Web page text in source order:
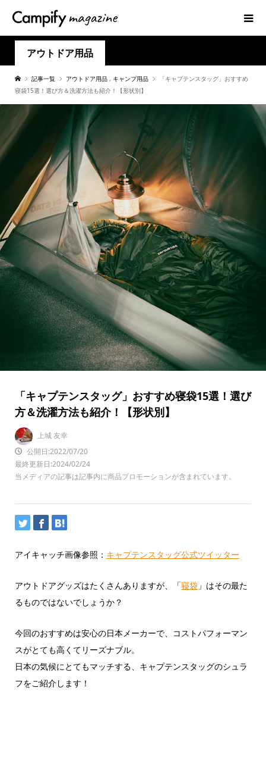
アウトドア用品
記事一覧 アウトドア用品 , キャンプ用品
「キャプテンスタッグ」おすすめ
寝袋15選！選び方＆洗濯方法も紹介！【形状別】
「キャプテンスタッグ」おすすめ寝袋15選！選び
方＆洗濯方法も紹介！【形状別】
上城 友幸
公開日:2022/07/20
最終更新日:2024/02/24
当メディアの記事は記事内に商品プロモーションが含まれています。
アイキャッチ画像参照： キャプテンスタッグ公式ツイッター
アウトドアグッズはたくさんありますが、「寝袋」はその最た
るものではないでしょうか？
今回のおすすめは安心の日本メーカーで、コストパフォーマン
スがとても高くてリーズナブル。
日本の気候にとてもマッチする、キャプテンスタッグのシュラ
フをご紹介します！